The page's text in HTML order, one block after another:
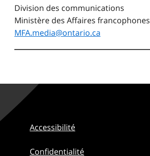
Division des communications
Ministère des Affaires francophones
MFA.media@ontario.ca
Accessibilité
Confidentialité